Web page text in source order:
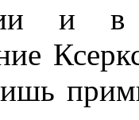
и в